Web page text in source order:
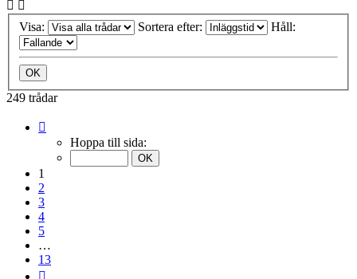
Visa: Sortera efter: Håll:
249 trådar
Hoppa till sida:
1
2
3
4
5
…
13